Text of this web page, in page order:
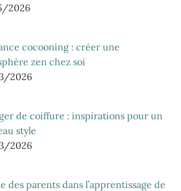
2026
cocooning : créer une
zen chez soi
2026
de coiffure : inspirations pour un
style
2026
des parents dans l’apprentissage de